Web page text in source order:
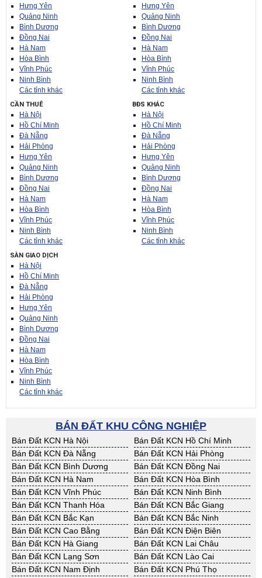
Hưng Yên
Quảng Ninh
Bình Dương
Đồng Nai
Hà Nam
Hòa Bình
Vĩnh Phúc
Ninh Bình
Các tỉnh khác
Hưng Yên
Quảng Ninh
Bình Dương
Đồng Nai
Hà Nam
Hòa Bình
Vĩnh Phúc
Ninh Bình
Các tỉnh khác
CẦN THUÊ
Hà Nội
Hồ Chí Minh
Đà Nẵng
Hải Phòng
Hưng Yên
Quảng Ninh
Bình Dương
Đồng Nai
Hà Nam
Hòa Bình
Vĩnh Phúc
Ninh Bình
Các tỉnh khác
BĐS KHÁC
Hà Nội
Hồ Chí Minh
Đà Nẵng
Hải Phòng
Hưng Yên
Quảng Ninh
Bình Dương
Đồng Nai
Hà Nam
Hòa Bình
Vĩnh Phúc
Ninh Bình
Các tỉnh khác
SÀN GIAO DỊCH
Hà Nội
Hồ Chí Minh
Đà Nẵng
Hải Phòng
Hưng Yên
Quảng Ninh
Bình Dương
Đồng Nai
Hà Nam
Hòa Bình
Vĩnh Phúc
Ninh Bình
Các tỉnh khác
BÁN ĐẤT KHU CÔNG NGHIỆP
Bán Đất KCN Hà Nội
Bán Đất KCN Hồ Chí Minh
Bán Đất KCN Đà Nẵng
Bán Đất KCN Hải Phòng
Bán Đất KCN Bình Dương
Bán Đất KCN Đồng Nai
Bán Đất KCN Hà Nam
Bán Đất KCN Hòa Bình
Bán Đất KCN Vĩnh Phúc
Bán Đất KCN Ninh Bình
Bán Đất KCN Thanh Hóa
Bán Đất KCN Bắc Giang
Bán Đất KCN Bắc Kạn
Bán Đất KCN Bắc Ninh
Bán Đất KCN Cao Bằng
Bán Đất KCN Điện Biên
Bán Đất KCN Hà Giang
Bán Đất KCN Lai Châu
Bán Đất KCN Lạng Sơn
Bán Đất KCN Lào Cai
Bán Đất KCN Nam Định
Bán Đất KCN Phú Thọ